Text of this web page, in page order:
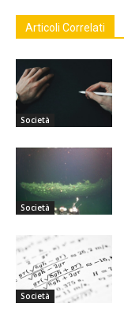
Articoli Correlati
Società
Società
Società